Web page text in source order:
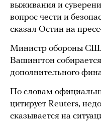
выживания и
вопрос чести и
сказал Остин на
Министр обороны
Вашингтон
дополнительного
По словам
цитирует Reuters,
сказывается на